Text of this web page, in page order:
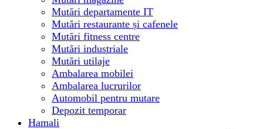
Mutări departamente IT
Mutări restaurante și cafenele
Mutări fitness centre
Mutări industriale
Mutări utilaje
Ambalarea mobilei
Ambalarea lucrurilor
Automobil pentru mutare
Depozit temporar
Hamali